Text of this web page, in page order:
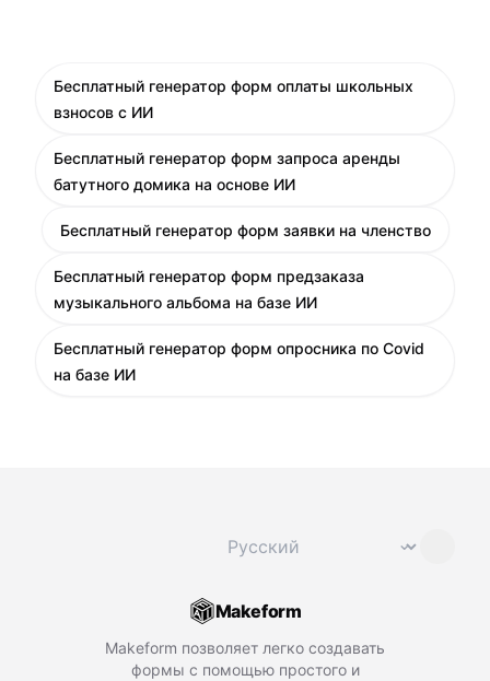
Бесплатный генератор форм оплаты школьных
взносов с ИИ
Бесплатный генератор форм запроса аренды
батутного домика на основе ИИ
Бесплатный генератор форм заявки на членство
Бесплатный генератор форм предзаказа
музыкального альбома на базе ИИ
Бесплатный генератор форм опросника по Covid
на базе ИИ
⌄
Makeform
Makeform позволяет легко создавать
формы с помощью простого и